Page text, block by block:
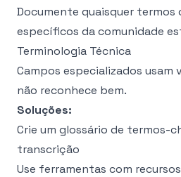
Documente quaisquer termos
específicos da comunidade
Terminologia Técnica
Campos especializados usam
não reconhece bem.
Soluções:
Crie um glossário de termos-
transcrição
Use ferramentas com